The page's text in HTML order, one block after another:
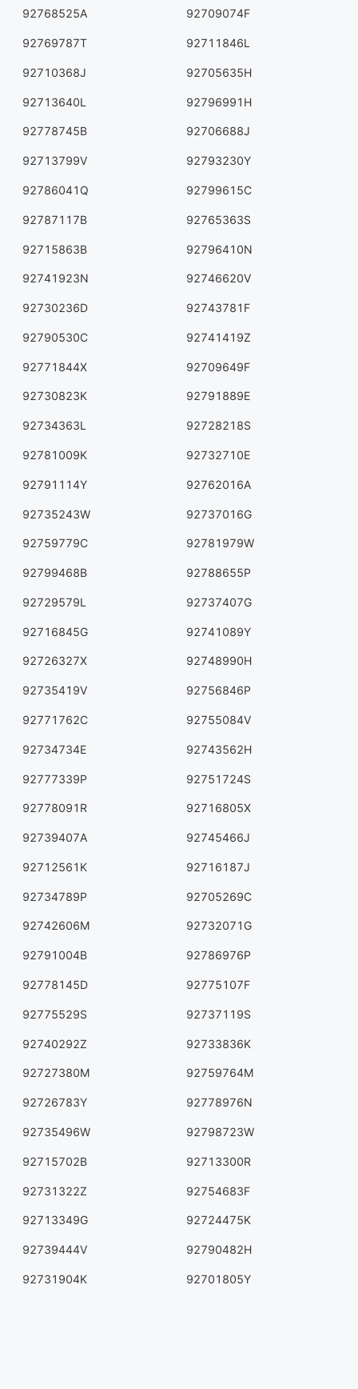
92768525A 92709074F
92769787T 92711846L
92710368J 92705635H
92713640L 92796991H
92778745B 92706688J
92713799V 92793230Y
92786041Q 92799615C
92787117B 92765363S
92715863B 92796410N
92741923N 92746620V
92730236D 92743781F
92790530C 92741419Z
92771844X 92709649F
92730823K 92791889E
92734363L 92728218S
92781009K 92732710E
92791114Y 92762016A
92735243W 92737016G
92759779C 92781979W
92799468B 92788655P
92729579L 92737407G
92716845G 92741089Y
92726327X 92748990H
92735419V 92756846P
92771762C 92755084V
92734734E 92743562H
92777339P 92751724S
92778091R 92716805X
92739407A 92745466J
92712561K 92716187J
92734789P 92705269C
92742606M 92732071G
92791004B 92786976P
92778145D 92775107F
92775529S 92737119S
92740292Z 92733836K
92727380M 92759764M
92726783Y 92778976N
92735496W 92798723W
92715702B 92713300R
92731322Z 92754683F
92713349G 92724475K
92739444V 92790482H
92731904K 92701805Y